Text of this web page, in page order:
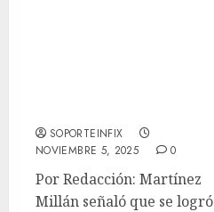
SOPORTEINFIX
NOVIEMBRE 5, 2025
0
Por Redacción: Martínez
Millán señaló que se logró